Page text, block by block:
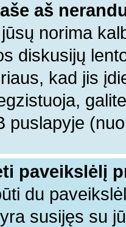
aš
norima
diskusijų
kad jis
puslapyje
paveikslėlį
du
susijęs su